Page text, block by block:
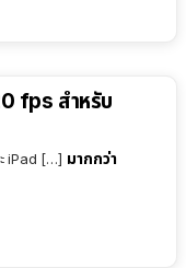
fps สำหรับ
ะ iPad […] มากกว่า